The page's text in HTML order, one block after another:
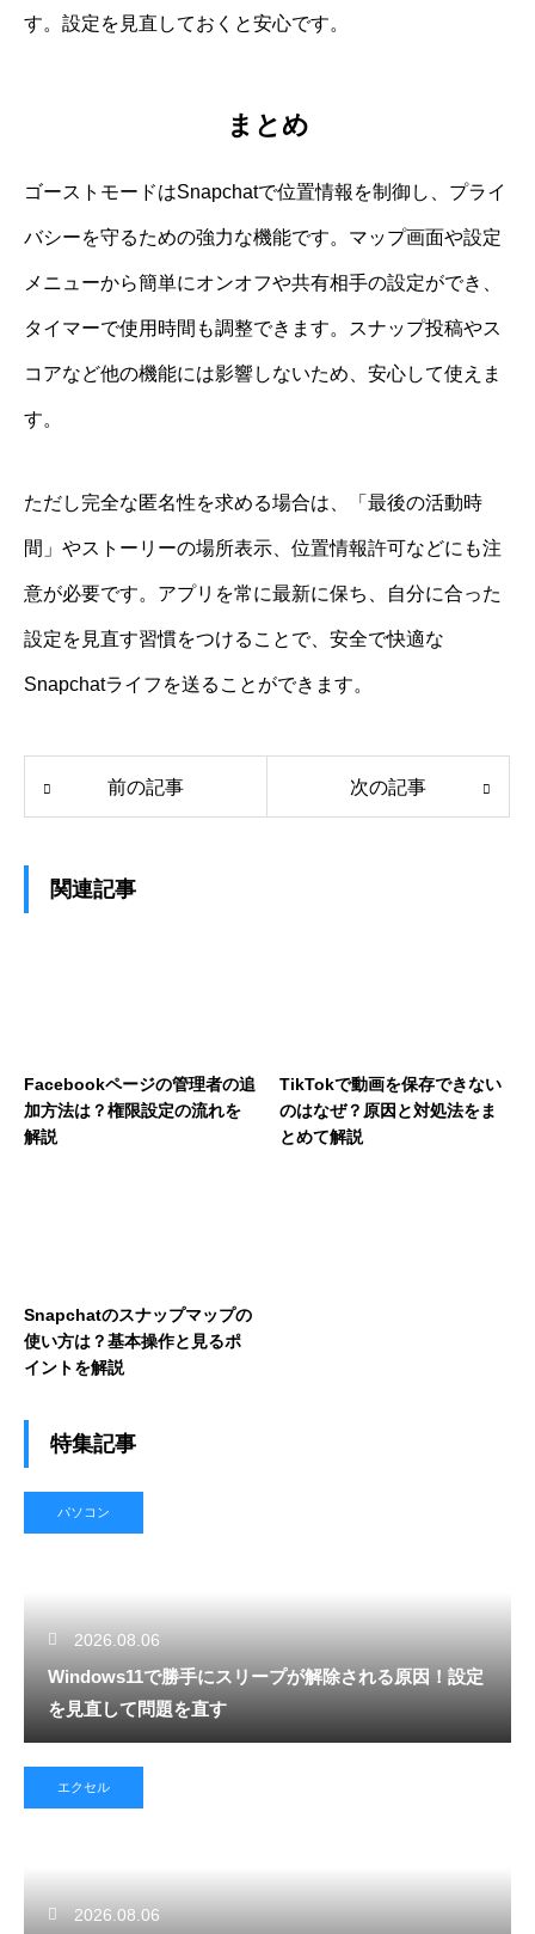
す。設定を見直しておくと安心です。
まとめ
ゴーストモードはSnapchatで位置情報を制御し、プライ
バシーを守るための強力な機能です。マップ画面や設定
メニューから簡単にオンオフや共有相手の設定ができ、
タイマーで使用時間も調整できます。スナップ投稿やス
コアなど他の機能には影響しないため、安心して使えま
す。
ただし完全な匿名性を求める場合は、「最後の活動時
間」やストーリーの場所表示、位置情報許可などにも注
意が必要です。アプリを常に最新に保ち、自分に合った
設定を見直す習慣をつけることで、安全で快適な
Snapchatライフを送ることができます。
前の記事 次の記事
関連記事
Facebookページの管理者の追
加方法は？権限設定の流れを
解説
TikTokで動画を保存できない
のはなぜ？原因と対処法をま
とめて解説
Snapchatのスナップマップの
使い方は？基本操作と見るポ
イントを解説
特集記事
パソコン
2026.08.06
Windows11で勝手にスリープが解除される原因！設定
を見直して問題を直す
エクセル
2026.08.06